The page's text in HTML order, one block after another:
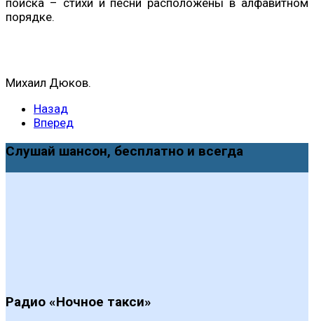
порядке.
Михаил Дюков.
Назад
Вперед
Слушай шансон, бесплатно и всегда
Радио «Ночное такси»